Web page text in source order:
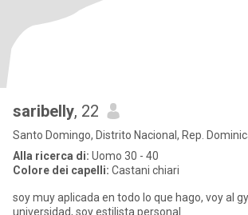
saribelly, 22
Santo Domingo, Distrito Nacional, Rep.
Alla ricerca di: Uomo 30 - 40
Colore dei capelli: Castani chiari
soy muy aplicada en todo lo que hago, voy al
universidad, soy estilista personal